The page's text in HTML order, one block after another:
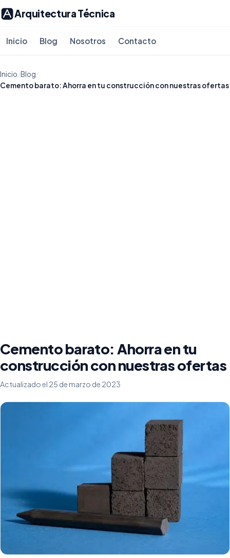
Arquitectura Técnica
Inicio Blog Nosotros Contacto
Inicio/Blog/
Cemento barato: Ahorra en tu construcción con nuestras ofertas
Cemento barato: Ahorra en tu
construcción con nuestras ofertas
Actualizado el 25 de marzo de 2023